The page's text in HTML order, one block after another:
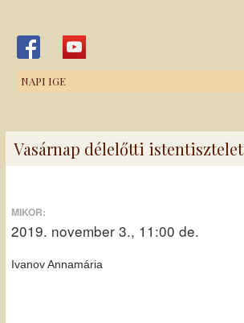
NAPI IGE
Vasárnap délelőtti istentisztelet
MIKOR:
2019. november 3., 11:00 de.
Ivanov Annamária